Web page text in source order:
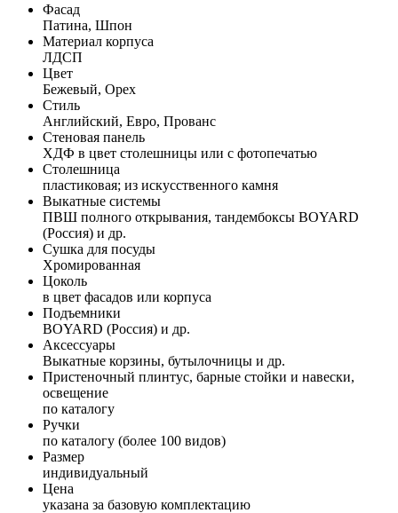
Фасад
Патина, Шпон
Материал корпуса
ЛДСП
Цвет
Бежевый, Орех
Стиль
Английский, Евро, Прованс
Стеновая панель
ХДФ в цвет столешницы или с фотопечатью
Столешница
пластиковая; из искусственного камня
Выкатные системы
ПВШ полного открывания, тандембоксы BOYARD
(Россия) и др.
Сушка для посуды
Хромированная
Цоколь
в цвет фасадов или корпуса
Подъемники
BOYARD (Россия) и др.
Аксессуары
Выкатные корзины, бутылочницы и др.
Пристеночный плинтус, барные стойки и навески,
освещение
по каталогу
Ручки
по каталогу (более 100 видов)
Размер
индивидуальный
Цена
указана за базовую комплектацию